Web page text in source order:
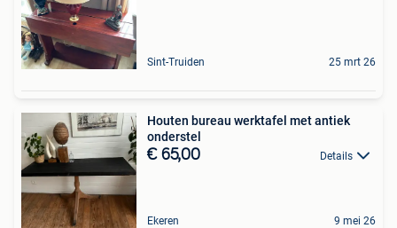
Sint-Truiden 25 mrt 26
Houten bureau werktafel met antiek
onderstel
€ 65,00 Details
Ekeren 9 mei 26